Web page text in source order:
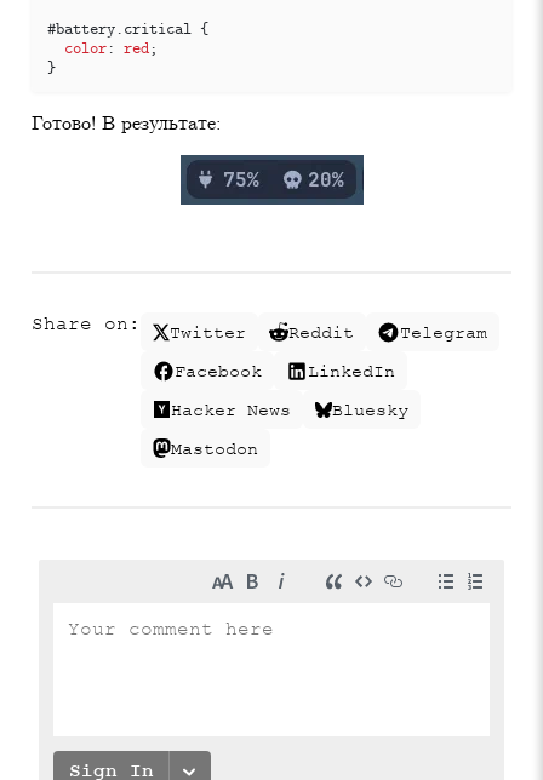
#battery. critical
{
color: red ;
}
Готово! В результате:
Share on: Twitter Reddit Telegram
Facebook LinkedIn
Hacker News Bluesky
Mastodon